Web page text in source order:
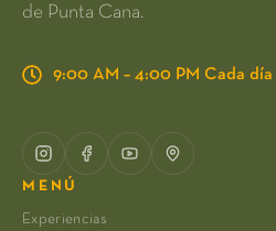
de Punta Cana.
9:00 AM – 4:00 PM Cada día
MENÚ
Experiencias